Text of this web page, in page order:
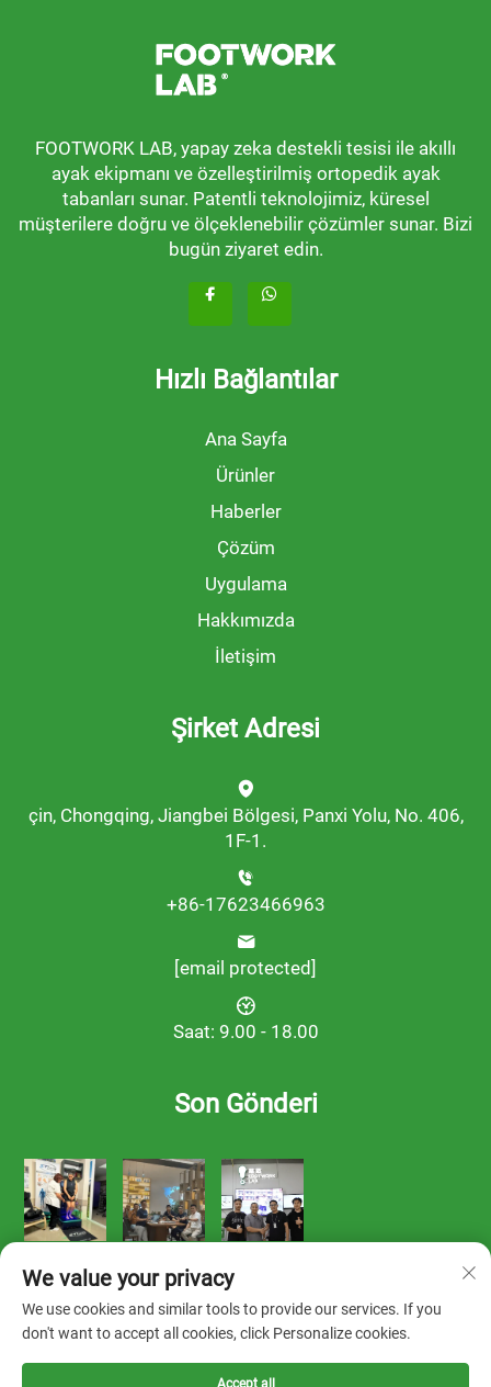
FOOTWORK LAB, yapay zeka destekli tesisi ile akıllı
ayak ekipmanı ve özelleştirilmiş ortopedik ayak
tabanları sunar. Patentli teknolojimiz, küresel
müşterilere doğru ve ölçeklenebilir çözümler sunar. Bizi
bugün ziyaret edin.
Hızlı Bağlantılar
Ana Sayfa
Ürünler
Haberler
Çözüm
Uygulama
Hakkımızda
İletişim
Şirket Adresi
çin, Chongqing, Jiangbei Bölgesi, Panxi Yolu, No. 406,
1F-1.
+86-17623466963
[email protected]
Saat: 9.00 - 18.00
Son Gönderi
Telif hakkı © 2025 FOOTWORK LAB tarafından sahiplenilmiştir
We value your privacy
We use cookies and similar tools to provide our services. If you
don't want to accept all cookies, click Personalize cookies.
Accept all